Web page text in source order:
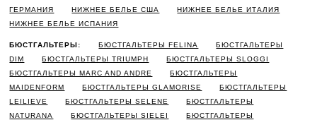
ГЕРМАНИЯ
НИЖНЕЕ БЕЛЬЕ США
НИЖНЕЕ БЕЛЬЕ ИТАЛИЯ
НИЖНЕЕ БЕЛЬЕ ИСПАНИЯ
БЮСТГАЛЬТЕРЫ: БЮСТГАЛЬТЕРЫ FELINA
БЮСТГАЛЬТЕРЫ
DIM
БЮСТГАЛЬТЕРЫ TRIUMPH
БЮСТГАЛЬТЕРЫ SLOGGI
БЮСТГАЛЬТЕРЫ MARC AND ANDRE
БЮСТГАЛЬТЕРЫ
MAIDENFORM
БЮСТГАЛЬТЕРЫ GLAMORISE
БЮСТГАЛЬТЕРЫ
LEILIEVE
БЮСТГАЛЬТЕРЫ SELENE
БЮСТГАЛЬТЕРЫ
NATURANA
БЮСТГАЛЬТЕРЫ SIELEI
БЮСТГАЛЬТЕРЫ